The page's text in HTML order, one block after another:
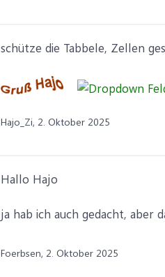
schütze die Tabbele, Zellen
Hajo_Zi, 2. Oktober 2025
Hallo Hajo
ja hab ich auch gedacht, aber
Foerbsen, 2. Oktober 2025